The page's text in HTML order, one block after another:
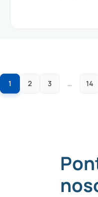
1 2 3 … 14